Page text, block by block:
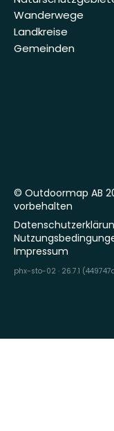
Wanderwege
Landkreise
Gemeinden
© Outdoormap AB
vorbehalten
Impressum
phx-sto-02 · 26.7.1